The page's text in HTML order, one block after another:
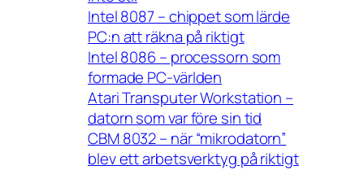
Intel 8087 – chippet som lärde
PC:n att räkna på riktigt
Intel 8086 – processorn som
formade PC-världen
Atari Transputer Workstation –
datorn som var före sin tid
CBM 8032 – när “mikrodatorn”
blev ett arbetsverktyg på riktigt